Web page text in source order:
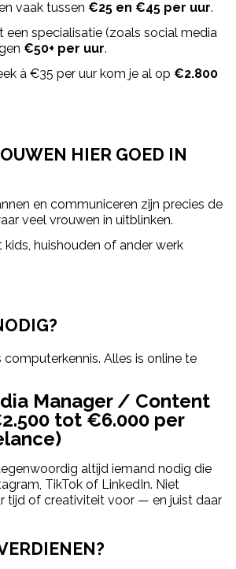
vaak tussen €25 en €45 per uur.
een specialisatie (zoals social media
€50+ per uur.
à €35 per uur kom je al op €2.800
HIER GOED IN
en communiceren zijn precies de
veel vrouwen in uitblinken.
kids, huishouden of ander werk
Alles is online te
Manager / Content
tot €6.000 per
altijd iemand nodig die
TikTok of LinkedIn. Niet
tijd of creativiteit voor — en juist daar